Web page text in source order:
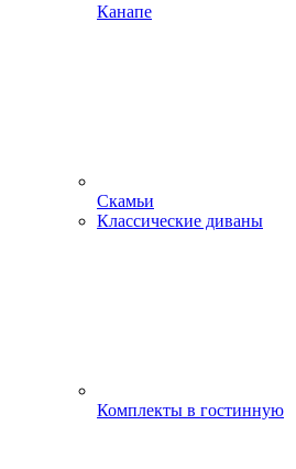
Канапе
Скамьи
Классические диваны
Комплекты в гостинную